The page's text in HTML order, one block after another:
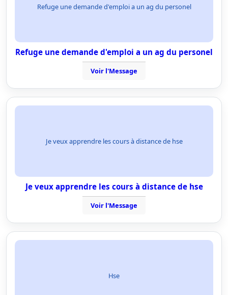
Refuge une demande d'emploi a un ag du personel
Refuge une demande d'emploi a un ag du personel
Voir l'Message
Je veux apprendre les cours à distance de hse
Je veux apprendre les cours à distance de hse
Voir l'Message
Hse